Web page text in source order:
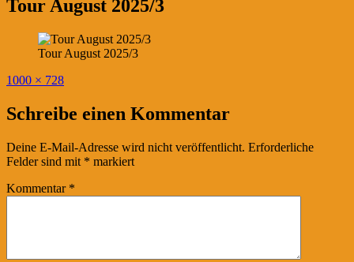
Tour August 2025/3
Tour August 2025/3
Originalgröße
1000 × 728
Schreibe einen Kommentar
Deine E-Mail-Adresse wird nicht veröffentlicht. Erforderliche
Felder sind mit * markiert
Kommentar *